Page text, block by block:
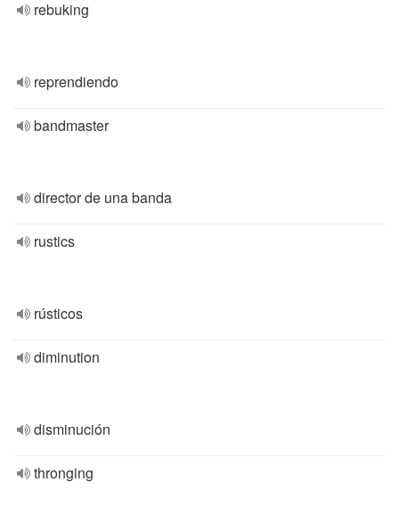
rebuking
reprendiendo
bandmaster
director de una banda
rustics
rústicos
diminution
disminución
thronging